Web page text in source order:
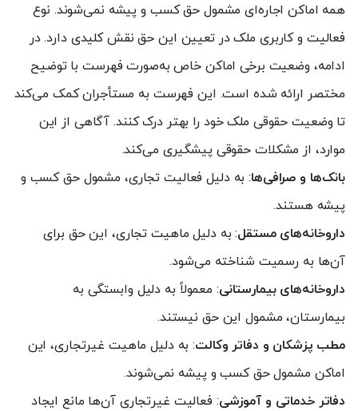
همه اماکن اجاره‌ای مشمول حق کسب و پیشه نمی‌شوند. نوع
فعالیت و کاربری ملک در تعیین این حق نقش کلیدی دارد. در
ادامه، وضعیت برخی اماکن خاص به‌صورت فهرست با توضیح
مختصر ارائه شده است. این فهرست به مستأجران کمک می‌کند
تا وضعیت حقوقی ملک خود را بهتر درک کنند. آگاهی از این
موارد، از مشکلات حقوقی پیشگیری می‌کند.
بانک‌ها و صرافی‌ها: به دلیل فعالیت تجاری، مشمول حق کسب و
پیشه هستند.
داروخانه‌های مستقل: به دلیل ماهیت تجاری، این حق برای
آن‌ها به رسمیت شناخته می‌شود.
داروخانه‌های بیمارستانی: معمولاً به دلیل وابستگی به
بیمارستان، مشمول این حق نیستند.
مطب پزشکان و دفاتر وکالت: به دلیل ماهیت غیرتجاری، این
اماکن مشمول حق کسب و پیشه نمی‌شوند.
دفاتر خدماتی و آموزشی: فعالیت غیرتجاری آن‌ها مانع ایجاد